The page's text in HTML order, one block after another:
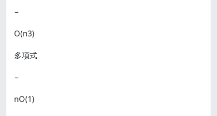
−
Ο(n3)
多項式
−
nΟ(1)